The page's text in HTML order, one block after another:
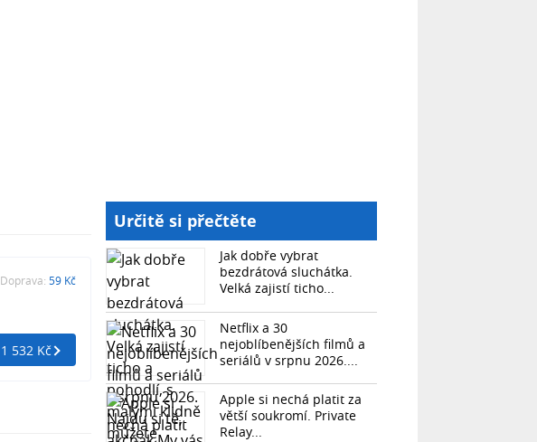
Doprava: 59 Kč
532 Kč
Určitě si přečtěte
Jak dobře vybrat
bezdrátová sluchátka.
Velká zajistí ticho...
Netflix a 30
nejoblíbenějších filmů a
seriálů v srpnu 2026....
Apple si nechá platit za
větší soukromí. Private
Relay...